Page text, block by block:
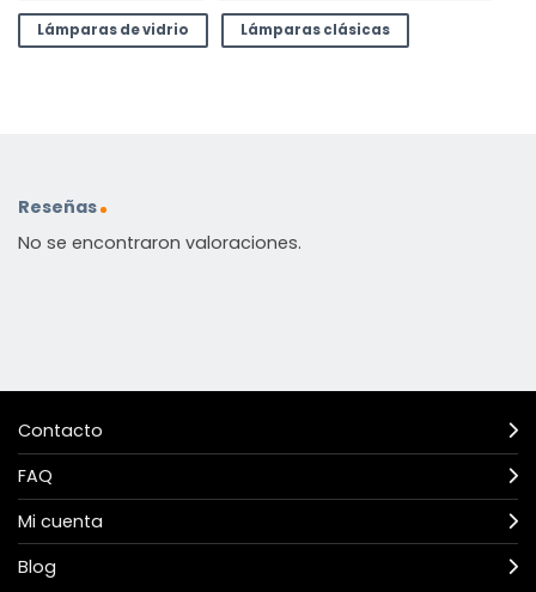
Lámparas de vidrio Lámparas clásicas
Reseñas
No se encontraron valoraciones.
Contacto
FAQ
Mi cuenta
Blog